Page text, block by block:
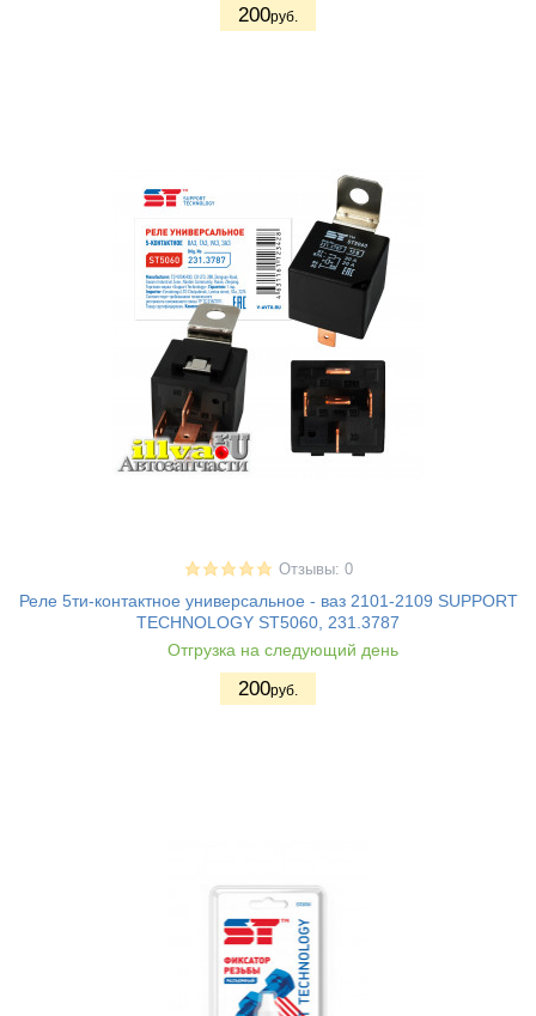
200руб.
Отзывы: 0
Реле 5ти-контактное универсальное - ваз 2101-2109 SUPPORT
TECHNOLOGY ST5060, 231.3787
Отгрузка на следующий день
200руб.